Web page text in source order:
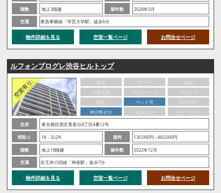
階数
地上3階建 築年数
2024年3月
交通
東急東横線「学芸大学駅」徒歩6分
物件詳細を見る 空室一覧ページ お問合せページ
ルフォンプログレ渋谷ヒルトップ
新築 タワー
低層
分譲賃貸
デザイナーズ
ブランド
駅近
ペット可
SOHO可
仲介料ゼロ
礼金ゼロ
フリーレント
住所
東京都目黒区青葉台4丁目4番12号
間取り
1K - 3LDK 賃料
130,000円 - 460,000円
階数
地上18階建 築年数
2022年12月
交通
京王井の頭線「神泉駅」徒歩7分
物件詳細を見る 空室一覧ページ お問合せページ